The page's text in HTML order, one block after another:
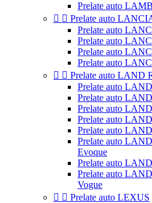
Prelate auto
  Prelate auto
Prelate auto
Prelate auto
Prelate auto
Prelate auto
  Prelate auto LAND
Prelate auto
Prelate auto
Prelate auto
Prelate auto
Prelate auto
Prelate auto
Evoque
Prelate auto
Prelate auto
Vogue
  Prelate auto LEXUS